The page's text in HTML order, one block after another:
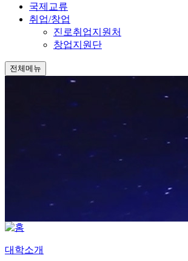
국제교류
취업/창업
진로취업지원처
창업지원단
전체메뉴
대학소개